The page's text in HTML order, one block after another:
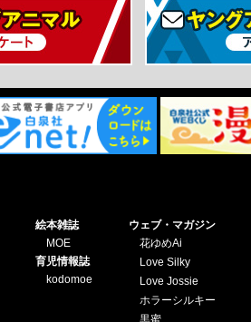
絵本雑誌
MOE
育児情報誌
kodomoe
ウェブ・マガジン
花ゆめAi
Love Silky
Love Jossie
ホラーシルキー
黒蜜